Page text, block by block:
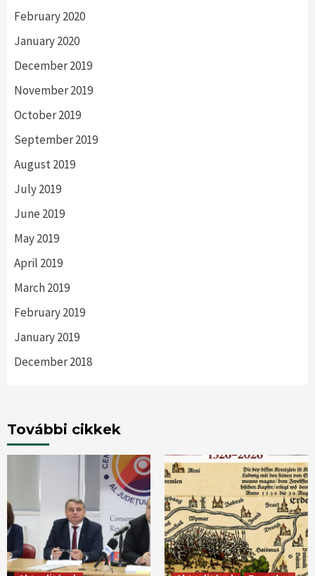
February 2020
January 2020
December 2019
November 2019
October 2019
September 2019
August 2019
July 2019
June 2019
May 2019
April 2019
March 2019
February 2019
January 2019
December 2018
További cikkek